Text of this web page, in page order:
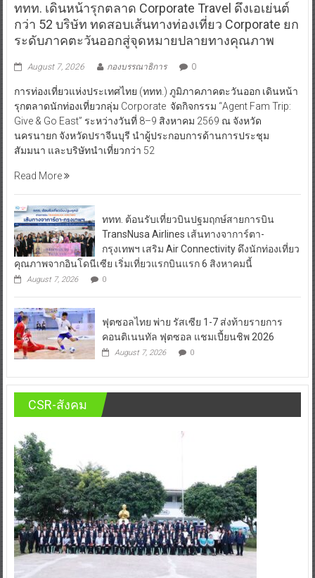
ททท. เดินหน้ารุกตลาด Corporate Travel ดึงเอเย่นต์
กว่า 52 บริษัท ทดสอบเส้นทางท่องเที่ยว Corporate ยก
ระดับภาคตะวันออกสู่จุดหมายปลายทางคุณภาพ
August 7, 2026 กองบรรณาธิการ 0
การท่องเที่ยวแห่งประเทศไทย (ททท.) ภูมิภาคภาคตะวันออก เดินหน้า
รุกตลาดนักท่องเที่ยวกลุ่ม Corporate จัดกิจกรรม “Agent Fam Trip:
Give & Go East” ระหว่างวันที่ 8–9 สิงหาคม 2569 ณ จังหวัด
นครนายก จังหวัดปราจีนบุรี นำผู้ประกอบการด้านการประชุม
สัมมนา และบริษัทนำเที่ยวกว่า 52
Read More
ททท. ต้อนรับเที่ยวบินปฐมฤกษ์สายการบิน
TransNusa Airlines เส้นทางจาการ์ตา-
กรุงเทพฯ เสริม Air Connectivity ดึงนักท่องเที่ยว
คุณภาพจากอินโดนีเซีย เริ่มเที่ยวแรกบินแรก 6 สิงหาคมนี้
August 7, 2026 0
ฟุตซอลไทย พ่าย รัสเซีย 1-7 ส่งท้ายรายการ
คอนติเนนทัล ฟุตซอล แชมเปี้ยนชิพ 2026
August 7, 2026 0
CSR-สังคม